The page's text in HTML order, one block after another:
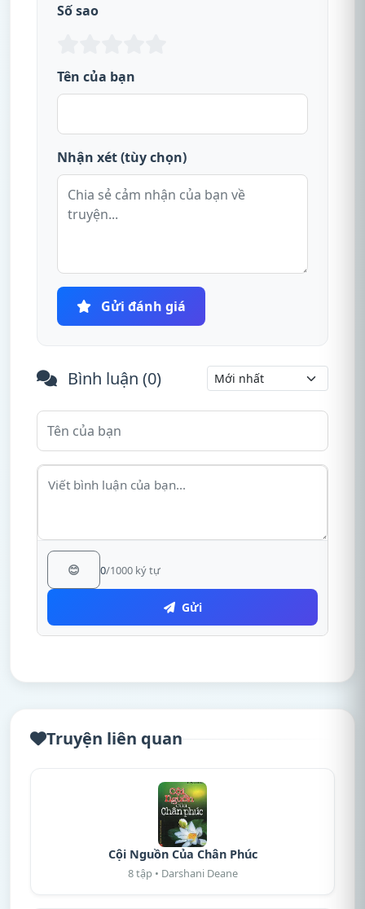
Số sao
Tên của bạn
Nhận xét (tùy chọn)
Gửi đánh giá
Bình luận (0)
😊 0/1000 ký tự
Gửi
Truyện liên quan
Cội Nguồn Của Chân Phúc
8 tập • Darshani Deane